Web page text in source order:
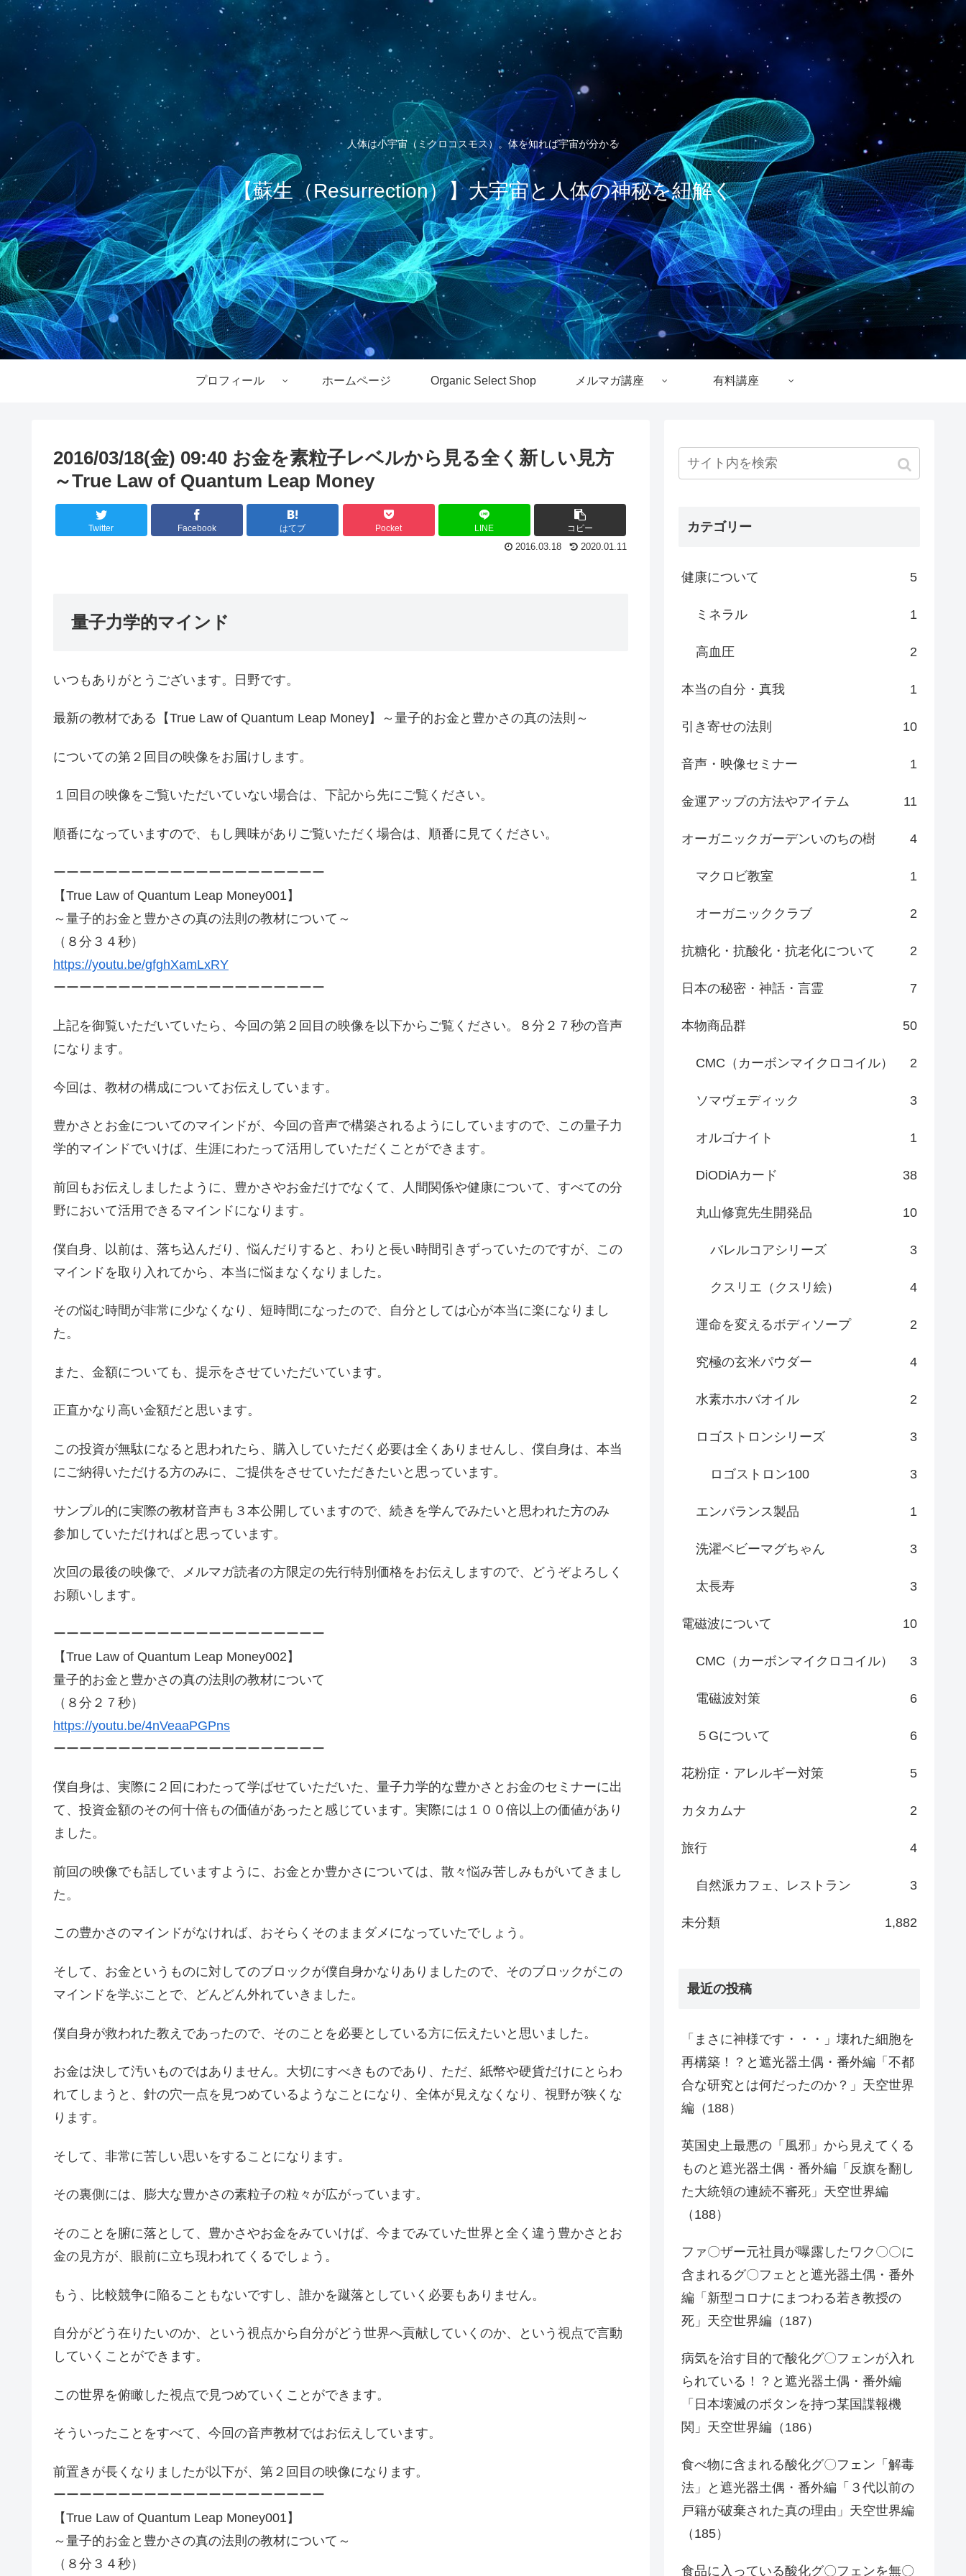
人体は小宇宙（ミクロコスモス）。体を知れば宇宙が分かる
【蘇生（Resurrection）】大宇宙と人体の神秘を紐解く
プロフィール ホームページ Organic Select Shop メルマガ講座 有料講座
2016/03/18(金) 09:40 お金を素粒子レベルから見る全く新しい見方
～True Law of Quantum Leap Money
Twitter Facebook はてブ Pocket LINE
コピー
2020.01.11
2016.03.18
量子力学的マインド
いつもありがとうございます。日野です。
最新の教材である【True Law of Quantum Leap Money】～量子的お金と豊かさの真の法則～
についての第２回目の映像をお届けします。
１回目の映像をご覧いただいていない場合は、下記から先にご覧ください。
順番になっていますので、もし興味がありご覧いただく場合は、順番に見てください。
ーーーーーーーーーーーーーーーーーーーーー
【True Law of Quantum Leap Money001】
～量子的お金と豊かさの真の法則の教材について～
（８分３４秒）
https://youtu.be/gfghXamLxRY
ーーーーーーーーーーーーーーーーーーーーー
上記を御覧いただいていたら、今回の第２回目の映像を以下からご覧ください。８分２７秒の音声
になります。
今回は、教材の構成についてお伝えしています。
豊かさとお金についてのマインドが、今回の音声で構築されるようにしていますので、この量子力
学的マインドでいけば、生涯にわたって活用していただくことができます。
前回もお伝えしましたように、豊かさやお金だけでなくて、人間関係や健康について、すべての分
野において活用できるマインドになります。
僕自身、以前は、落ち込んだり、悩んだりすると、わりと長い時間引きずっていたのですが、この
マインドを取り入れてから、本当に悩まなくなりました。
その悩む時間が非常に少なくなり、短時間になったので、自分としては心が本当に楽になりまし
た。
また、金額についても、提示をさせていただいています。
正直かなり高い金額だと思います。
この投資が無駄になると思われたら、購入していただく必要は全くありませんし、僕自身は、本当
にご納得いただける方のみに、ご提供をさせていただきたいと思っています。
サンプル的に実際の教材音声も３本公開していますので、続きを学んでみたいと思われた方のみ
参加していただければと思っています。
次回の最後の映像で、メルマガ読者の方限定の先行特別価格をお伝えしますので、どうぞよろしく
お願いします。
ーーーーーーーーーーーーーーーーーーーーー
【True Law of Quantum Leap Money002】
量子的お金と豊かさの真の法則の教材について
（８分２７秒）
https://youtu.be/4nVeaaPGPns
ーーーーーーーーーーーーーーーーーーーーー
僕自身は、実際に２回にわたって学ばせていただいた、量子力学的な豊かさとお金のセミナーに出
て、投資金額のその何十倍もの価値があったと感じています。実際には１００倍以上の価値があり
ました。
前回の映像でも話していますように、お金とか豊かさについては、散々悩み苦しみもがいてきまし
た。
この豊かさのマインドがなければ、おそらくそのままダメになっていたでしょう。
そして、お金というものに対してのブロックが僕自身かなりありましたので、そのブロックがこの
マインドを学ぶことで、どんどん外れていきました。
僕自身が救われた教えであったので、そのことを必要としている方に伝えたいと思いました。
お金は決して汚いものではありません。大切にすべきものであり、ただ、紙幣や硬貨だけにとらわ
れてしまうと、針の穴一点を見つめているようなことになり、全体が見えなくなり、視野が狭くな
ります。
そして、非常に苦しい思いをすることになります。
その裏側には、膨大な豊かさの素粒子の粒々が広がっています。
そのことを腑に落として、豊かさやお金をみていけば、今までみていた世界と全く違う豊かさとお
金の見方が、眼前に立ち現われてくるでしょう。
もう、比較競争に陥ることもないですし、誰かを蹴落としていく必要もありません。
自分がどう在りたいのか、という視点から自分がどう世界へ貢献していくのか、という視点で言動
していくことができます。
この世界を俯瞰した視点で見つめていくことができます。
そういったことをすべて、今回の音声教材ではお伝えしています。
前置きが長くなりましたが以下が、第２回目の映像になります。
ーーーーーーーーーーーーーーーーーーーーー
【True Law of Quantum Leap Money001】
～量子的お金と豊かさの真の法則の教材について～
（８分３４秒）
カテゴリー
健康について 5
ミネラル 1
高血圧 2
本当の自分・真我 1
引き寄せの法則 10
音声・映像セミナー 1
金運アップの方法やアイテム 11
オーガニックガーデンいのちの樹 4
マクロビ教室 1
オーガニッククラブ 2
抗糖化・抗酸化・抗老化について 2
日本の秘密・神話・言霊 7
本物商品群 50
CMC（カーボンマイクロコイル） 2
ソマヴェディック 3
オルゴナイト 1
DiODiAカード 38
丸山修寛先生開発品 10
バレルコアシリーズ 3
クスリエ（クスリ絵） 4
運命を変えるボディソープ 2
究極の玄米パウダー 4
水素ホホバオイル 2
ロゴストロンシリーズ 3
ロゴストロン100 3
エンバランス製品 1
洗濯ベビーマグちゃん 3
太長寿 3
電磁波について 10
CMC（カーボンマイクロコイル） 3
電磁波対策 6
５Gについて 6
花粉症・アレルギー対策 5
カタカムナ 2
旅行 4
自然派カフェ、レストラン 3
未分類 1,882
最近の投稿
「まさに神様です・・・」壊れた細胞を
再構築！？と遮光器土偶・番外編「不都
合な研究とは何だったのか？」天空世界
編（188）
英国史上最悪の「風邪」から見えてくる
ものと遮光器土偶・番外編「反旗を翻し
た大統領の連続不審死」天空世界編
（188）
ファ〇ザー元社員が曝露したワク〇〇に
含まれるグ〇フェとと遮光器土偶・番外
編「新型コロナにまつわる若き教授の
死」天空世界編（187）
病気を治す目的で酸化グ〇フェンが入れ
られている！？と遮光器土偶・番外編
「日本壊滅のボタンを持つ某国諜報機
関」天空世界編（186）
食べ物に含まれる酸化グ〇フェン「解毒
法」と遮光器土偶・番外編「３代以前の
戸籍が破棄された真の理由」天空世界編
（185）
食品に入っている酸化グ〇フェンを無〇